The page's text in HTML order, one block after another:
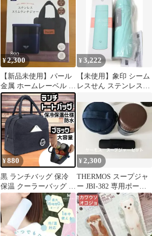
保温 真空断熱 ステンレ
ス 超軽量 コンパクト
スリム 保冷ポット 保温
ポット 魔法瓶 大容量
ATP-1500
¥2,300
【新品未使用】パール
金属 ホームレーベル ス
テンレススリムランチ
ジャー ネイビー
¥3,222
【未使用】象印 シーム
レスせん ステンレスマ
保温・保冷
¥880
黒 ランチバッグ 保冷
保温 クーラーバッグ ト
ートバッグ 防水 小型
お弁当
¥2,300
THERMOS スープジャ
ー JBI-382 専用ポー
チ・スプーン付